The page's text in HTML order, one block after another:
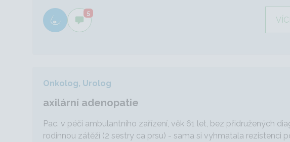
5
Onkolog, Urolog
axilární adenopatie
Pac. v péči ambulantního zařízení, věk 61 let, bez přidružených
rodinnou zátěží (2 sestry ca prsu) - sama si vyhmatala rezistenci